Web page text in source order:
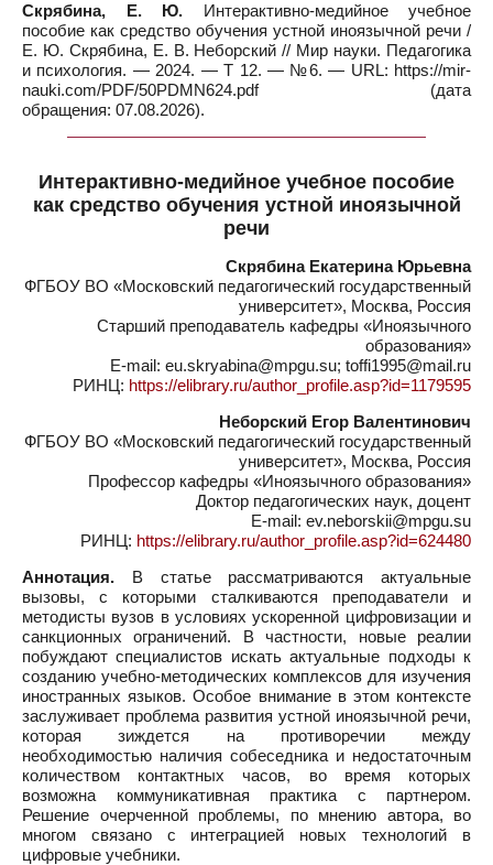
Скрябина, Е. Ю. Интерактивно-медийное учебное
пособие как средство обучения устной иноязычной речи /
Е. Ю. Скрябина, Е. В. Неборский // Мир науки. Педагогика
и психология. — 2024. — Т 12. — №6. — URL: https://mir-
nauki.com/PDF/50PDMN624.pdf (дата
обращения: 07.08.2026).
Интерактивно-медийное учебное пособие
как средство обучения устной иноязычной
речи
Скрябина Екатерина Юрьевна
ФГБОУ ВО «Московский педагогический государственный
университет», Москва, Россия
Старший преподаватель кафедры «Иноязычного
образования»
E-mail: eu.skryabina@mpgu.su; toffi1995@mail.ru
РИНЦ: https://elibrary.ru/author_profile.asp?id=1179595
Неборский Егор Валентинович
ФГБОУ ВО «Московский педагогический государственный
университет», Москва, Россия
Профессор кафедры «Иноязычного образования»
Доктор педагогических наук, доцент
E-mail: ev.neborskii@mpgu.su
РИНЦ: https://elibrary.ru/author_profile.asp?id=624480
Аннотация. В статье рассматриваются актуальные
вызовы, с которыми сталкиваются преподаватели и
методисты вузов в условиях ускоренной цифровизации и
санкционных ограничений. В частности, новые реалии
побуждают специалистов искать актуальные подходы к
созданию учебно-методических комплексов для изучения
иностранных языков. Особое внимание в этом контексте
заслуживает проблема развития устной иноязычной речи,
которая зиждется на противоречии между
необходимостью наличия собеседника и недостаточным
количеством контактных часов, во время которых
возможна коммуникативная практика с партнером.
Решение очерченной проблемы, по мнению автора, во
многом связано с интеграцией новых технологий в
цифровые учебники.